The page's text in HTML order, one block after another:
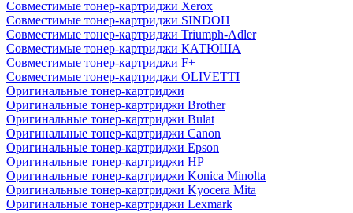
Совместимые тонер-картриджи Xerox
Совместимые тонер-картриджи SINDOH
Совместимые тонер-картриджи Triumph-Adler
Совместимые тонер-картриджи КАТЮША
Совместимые тонер-картриджи F+
Совместимые тонер-картриджи OLIVETTI
Оригинальные тонер-картриджи
Оригинальные тонер-картриджи Brother
Оригинальные тонер-картриджи Bulat
Оригинальные тонер-картриджи Canon
Оригинальные тонер-картриджи Epson
Оригинальные тонер-картриджи HP
Оригинальные тонер-картриджи Konica Minolta
Оригинальные тонер-картриджи Kyocera Mita
Оригинальные тонер-картриджи Lexmark